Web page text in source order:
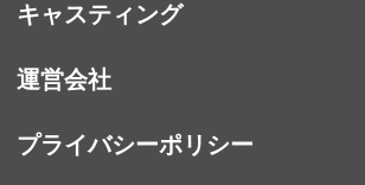
キャスティング
運営会社
プライバシーポリシー